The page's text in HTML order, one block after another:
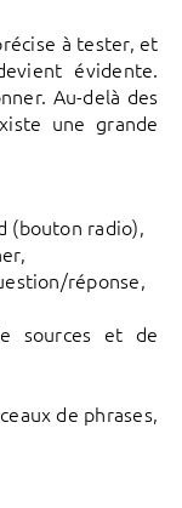
à tester, et
évidente.
Au-delà des
une grande
(bouton radio),
réponse,
sources et de
de phrases,